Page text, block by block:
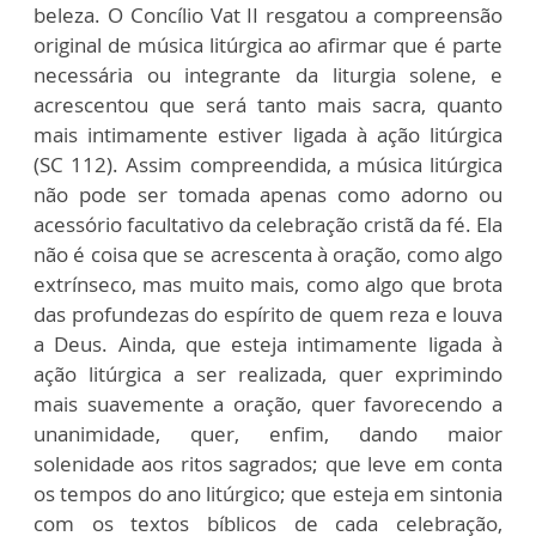
beleza. O Concílio Vat II resgatou a compreensão
original de música litúrgica ao afirmar que é parte
necessária ou integrante da liturgia solene, e
acrescentou que será tanto mais sacra, quanto
mais intimamente estiver ligada à ação litúrgica
(SC 112). Assim compreendida, a música litúrgica
não pode ser tomada apenas como adorno ou
acessório facultativo da celebração cristã da fé. Ela
não é coisa que se acrescenta à oração, como algo
extrínseco, mas muito mais, como algo que brota
das profundezas do espírito de quem reza e louva
a Deus. Ainda, que esteja intimamente ligada à
ação litúrgica a ser realizada, quer exprimindo
mais suavemente a oração, quer favorecendo a
unanimidade, quer, enfim, dando maior
solenidade aos ritos sagrados; que leve em conta
os tempos do ano litúrgico; que esteja em sintonia
com os textos bíblicos de cada celebração,